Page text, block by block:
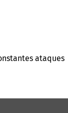
ataques